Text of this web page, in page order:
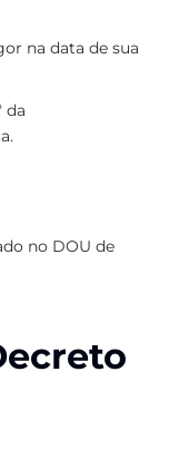
na data de sua
da
no DOU de